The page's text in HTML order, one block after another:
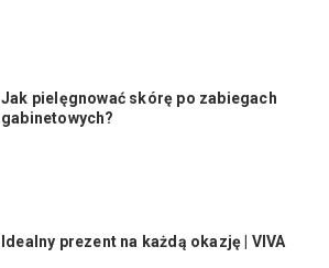
Jak pielęgnować skórę po zabiegach
gabinetowych?
Idealny prezent na każdą okazję | VIVA